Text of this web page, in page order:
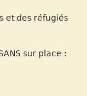
et des réfugiés
sur place :